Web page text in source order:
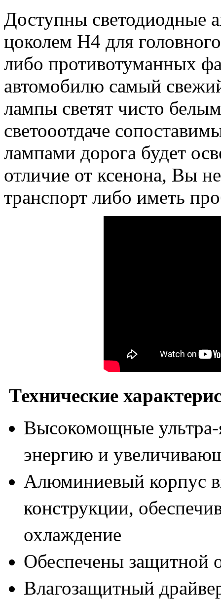
Доступны светодиодные
цоколем H4 для
либо противотуманных
автомобилю самый
лампы светят чисто
светооотдаче
лампами дорога будет
отличие от ксенона, Вы
транспорт либо иметь
Технические
Высокомощные
энергию и
Алюминиевый корпус
конструкции,
охлаждение
Обеспечены защитной
Влагозащитный